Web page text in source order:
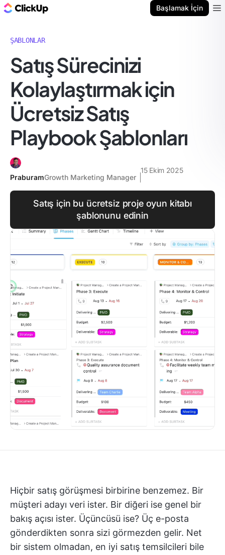
Başlamak İçin
ŞABLONLAR
Satış Sürecinizi
Kolaylaştırmak için
Ücretsiz Satış
Playbook Şablonları
PraburamGrowth Marketing Manager
15 Ekim 2025
Satış için bu ücretsiz proje oyun kitabı
şablonunu edinin
Hiçbir satış görüşmesi birbirine benzemez. Bir
müşteri adayı veri ister. Bir diğeri ise genel bir
bakış açısı ister. Üçüncüsü ise? Üç e-posta
gönderdikten sonra sizi görmezden gelir. Net
bir sistem olmadan, en iyi satış temsilcileri bile